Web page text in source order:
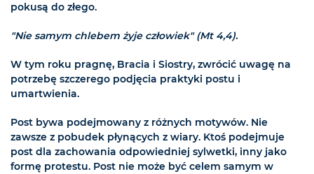
pokusą do złego.
"Nie samym chlebem żyje człowiek" (Mt 4,4).
W tym roku pragnę, Bracia i Siostry, zwrócić uwagę na
potrzebę szczerego podjęcia praktyki postu i
umartwienia.
Post bywa podejmowany z różnych motywów. Nie
zawsze z pobudek płynących z wiary. Ktoś podejmuje
post dla zachowania odpowiedniej sylwetki, inny jako
formę protestu. Post nie może być celem samym w